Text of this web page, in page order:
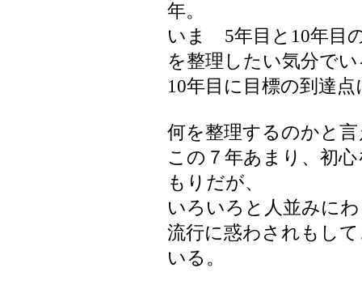
年。
いま 5年目と10年目
を整理したい気分でい
10年目に目標の到達
何を整理するのかと
この７年あまり、初
もりだが、
いろいろと人並みに
流行に惑わされもし
いる。